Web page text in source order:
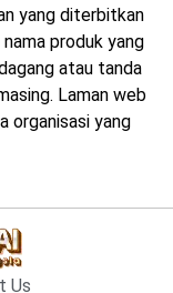
yang diterbitkan
produk yang
atau tanda
Laman web
organisasi yang
Us